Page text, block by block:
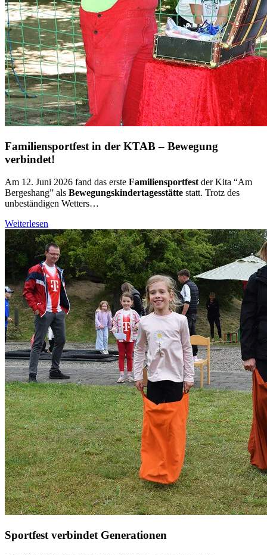
Familiensportfest in der KTAB – Bewegung
verbindet!
Am 12. Juni 2026 fand das erste Familiensportfestder Kita “Am
Bergeshang” als Bewegungskindertagesstätte statt. Trotz des
unbeständigen Wetters…
Weiterlesen
Sportfest verbindet Generationen